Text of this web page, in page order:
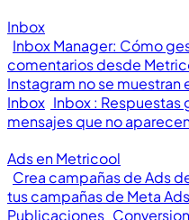
Inbox
Inbox Manager: Cómo
comentarios desde
Instagram no se muestran
Inbox Inbox : Respuestas
mensajes que no
Ads en Metricool
Crea campañas de Ads
tus campañas de Meta Ads
Publicaciones